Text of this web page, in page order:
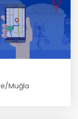
Muğla